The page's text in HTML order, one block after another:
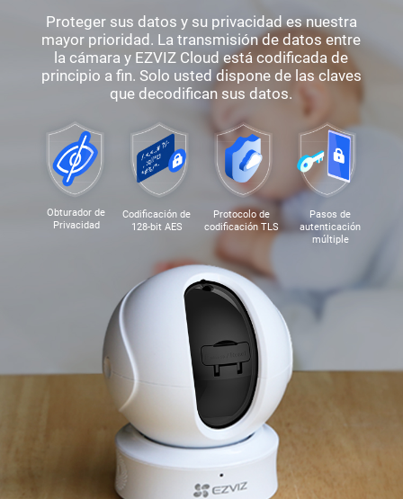
Proteger sus datos y su privacidad es nuestra
mayor prioridad. La transmisión de datos entre
la cámara y EZVIZ Cloud está codificada de
principio a fin. Solo usted dispone de las claves
que decodifican sus datos.
Codificación de
128-bit AES
Protocolo de
codificación TLS
Pasos de
autenticación
múltiple
Obturador de
Privacidad